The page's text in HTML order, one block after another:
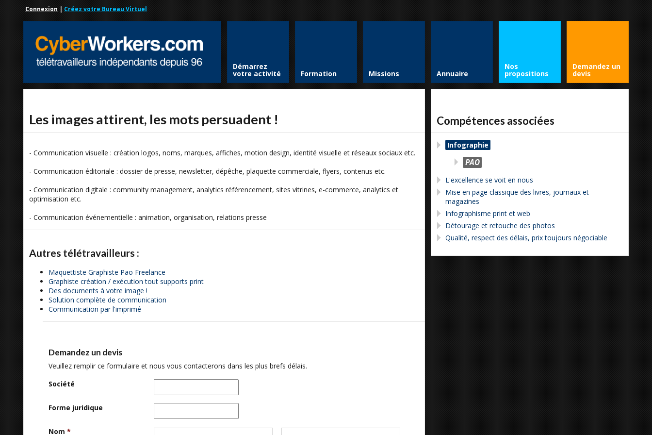
Connexion | Créez votre Bureau Virtuel
Démarrez
votre activité Formation Missions Annuaire
Nos
propositions
Demandez un
devis
Les images attirent, les mots persuadent !
- Communication visuelle : création logos, noms, marques, affiches, motion design, identité visuelle et réseaux sociaux etc.
- Communication éditoriale : dossier de presse, newsletter, dépêche, plaquette commerciale, flyers, contenus etc.
- Communication digitale : community management, analytics référencement, sites vitrines, e-commerce, analytics et
optimisation etc.
- Communication événementielle : animation, organisation, relations presse
Autres télétravailleurs :
Maquettiste Graphiste Pao Freelance
Graphiste création / exécution tout supports print
Des documents à votre image !
Solution complète de communication
Communication par l'imprimé
Demandez un devis
Veuillez remplir ce formulaire et nous vous contacterons dans les plus brefs délais.
Société
Forme juridique
Nom *
Compétences associées
Infographie
PAO
L'excellence se voit en nous
Mise en page classique des livres, journaux et
magazines
Infographisme print et web
Détourage et retouche des photos
Qualité, respect des délais, prix toujours négociable